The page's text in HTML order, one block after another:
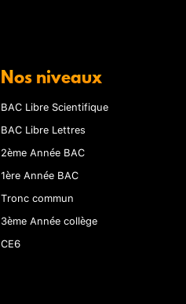
Nos niveaux
BAC Libre Scientifique
BAC Libre Lettres
2ème Année BAC
1ère Année BAC
Tronc commun
3ème Année collège
CE6